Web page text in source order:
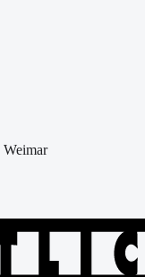
Weimar